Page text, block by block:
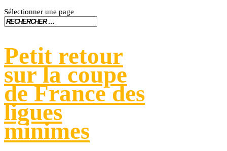
Sélectionner une page
Petit retour
sur la coupe
de France des
ligues
minimes